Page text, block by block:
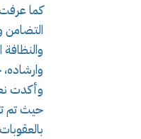
كما
التضامن
وأكدت
حيث تم